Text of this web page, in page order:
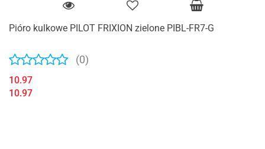
Pióro kulkowe PILOT FRIXION zielone PIBL-FR7-G
(0)
10.97
10.97